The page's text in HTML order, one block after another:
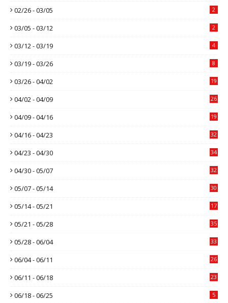
02/26 - 03/05 2
03/05 - 03/12 2
03/12 - 03/19 4
03/19 - 03/26 8
03/26 - 04/02 19
04/02 - 04/09 26
04/09 - 04/16 19
04/16 - 04/23 32
04/23 - 04/30 34
04/30 - 05/07 32
05/07 - 05/14 30
05/14 - 05/21 17
05/21 - 05/28 35
05/28 - 06/04 33
06/04 - 06/11 26
06/11 - 06/18 23
06/18 - 06/25 5